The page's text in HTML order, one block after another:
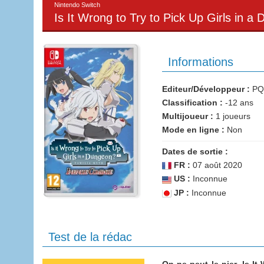
Nintendo Switch
Is It Wrong to Try to Pick Up Girls in a
Informations
Editeur/Développeur :
Classification : -12 ans
Multijoueur : 1 joueurs
Mode en ligne : Non
Dates de sortie :
FR : 07 août 2020
US : Inconnue
JP : Inconnue
Test de la rédac